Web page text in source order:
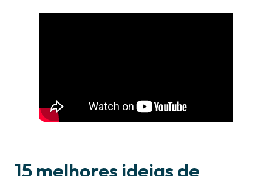
15 melhores ideias de